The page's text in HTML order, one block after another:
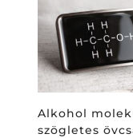
Alkohol
szögletes